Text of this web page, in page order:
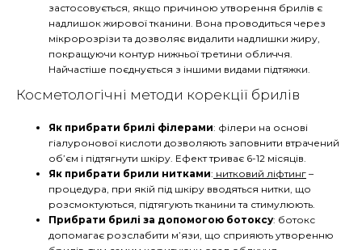
застосовується, якщо причиною утворення брилів є
надлишок жирової тканини. Вона проводиться через
мікророзрізи та дозволяє видалити надлишки жиру,
покращуючи контур нижньої третини обличчя.
Найчастіше поєднується з іншими видами підтяжки.
Косметологічні методи корекції брилів
Як прибрати брилі філерами: філери на основі
гіалуронової кислоти дозволяють заповнити втрачений
об’єм і підтягнути шкіру. Ефект триває 6-12 місяців.
Як прибрати брили нитками: нитковий ліфтинг –
процедура, при якій під шкіру вводяться нитки, що
розсмоктуються, підтягують тканини та стимулюють.
Прибрати брилі за допомогою ботоксу: ботокс
допомагає розслабити м’язи, що сприяють утворенню